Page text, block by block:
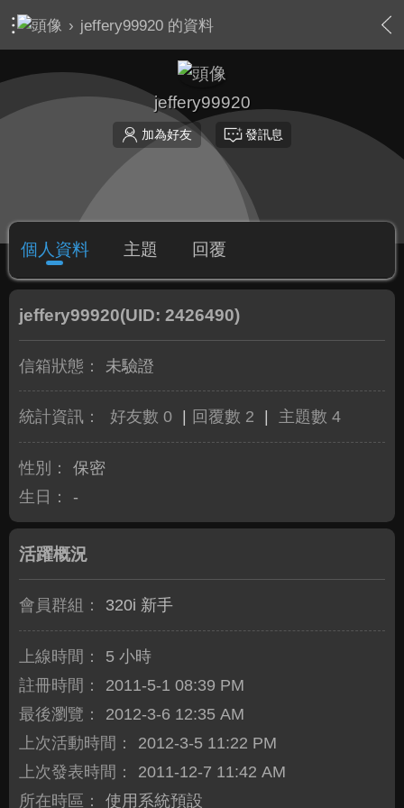
› jeffery99920 的資料
jeffery99920
加為好友 發訊息
個人資料 主題 回覆
jeffery99920(UID: 2426490)
信箱狀態： 未驗證
統計資訊： 好友數 0 回覆數 2 主題數 4
性別：
保密
生日：
-
活躍概況
會員群組： 320i 新手
上線時間：
5 小時
註冊時間：
2011-5-1 08:39 PM
最後瀏覽：
2012-3-6 12:35 AM
上次活動時間：
2012-3-5 11:22 PM
上次發表時間：
2011-12-7 11:42 AM
所在時區：
使用系統預設